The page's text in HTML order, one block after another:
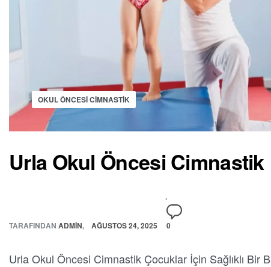
OKUL ÖNCESI CIMNASTIK
Urla Okul Öncesi Cimnastik
TARAFINDAN ADMIN AĞUSTOS 24, 2025 0
Urla Okul Öncesi Cimnastik Çocuklar İçin Sağlıklı Bir